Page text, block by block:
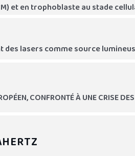
et en trophoblaste au stade
lasers comme source
CONFRONTÉ À UNE CRISE